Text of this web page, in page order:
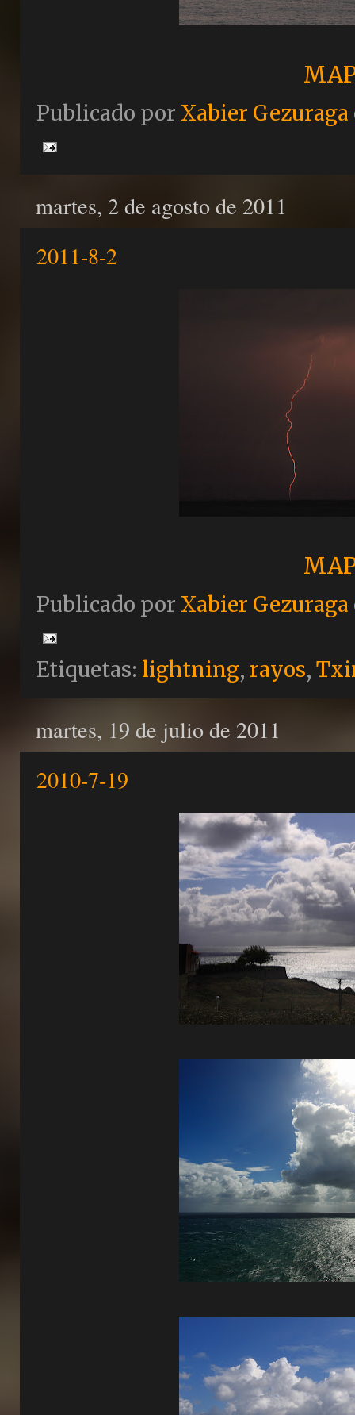
Publicado por Xabier Gezuraga
martes, 2 de agosto de 2011
2011-8-2
Publicado por Xabier Gezuraga
Etiquetas: lightning, rayos,
martes, 19 de julio de 2011
2010-7-19